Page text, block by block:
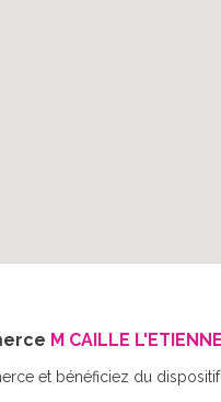
M CAILLE
et bénéficiez du